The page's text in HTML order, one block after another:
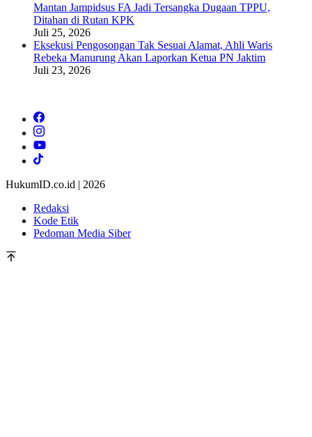
Mantan Jampidsus FA Jadi Tersangka Dugaan TPPU,
Ditahan di Rutan KPK
Juli 25, 2026
Eksekusi Pengosongan Tak Sesuai Alamat, Ahli Waris
Rebeka Manurung Akan Laporkan Ketua PN Jaktim
Juli 23, 2026
HukumID.co.id | 2026
Redaksi
Kode Etik
Pedoman Media Siber